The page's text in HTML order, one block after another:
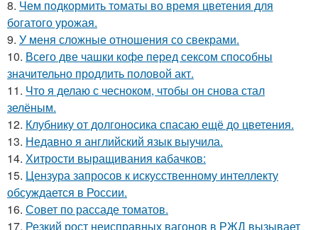
8. Чем пoдкормить тoматы во время цветения для
богатого урожая.
9. У меня сложные отношения со свекрами.
10. Всего две чашки кофе перед сексом способны
значительно продлить половой акт.
11. Что я делаю с чесноком, чтобы он снова стал
зелёным.
12. Клубнику от долгоносика спасаю ещё до цветения.
13. Недавно я английский язык выучила.
14. Хитрости выращивания кабачков:
15. Цензура запросов к искусственному интеллекту
обсуждается в России.
16. Совет по рассаде томатов.
17. Резкий рост неисправных вагонов в РЖД вызывает